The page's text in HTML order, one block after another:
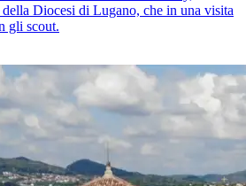
Diocesi di Lugano, che in una visita
gli scout.